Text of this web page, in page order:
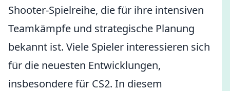
Shooter-Spielreihe, die für ihre intensiven
Teamkämpfe und strategische Planung
bekannt ist. Viele Spieler interessieren sich
für die neuesten Entwicklungen,
insbesondere für CS2. In diesem